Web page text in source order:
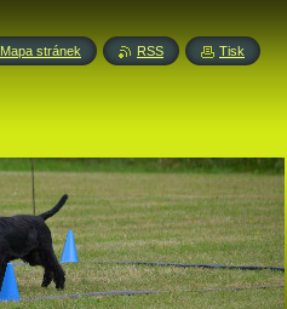
Mapa stránek RSS Tisk